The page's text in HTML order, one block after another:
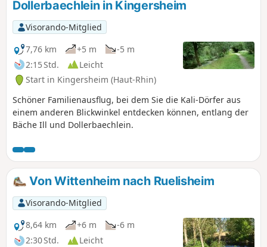
Dollerbaechlein in Kingersheim
Visorando-Mitglied
7,76 km
+5 m
-5 m
2:15 Std.
Leicht
Start in Kingersheim (Haut-Rhin)
Schöner Familienausflug, bei dem Sie die Kali-Dörfer aus
einem anderen Blickwinkel entdecken können, entlang der
Bäche Ill und Dollerbaechlein.
Von Wittenheim nach Ruelisheim
Visorando-Mitglied
8,64 km
+6 m
-6 m
2:30 Std.
Leicht